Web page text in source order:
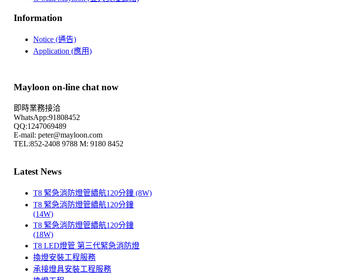
Information
Notice (通告)
Application (應用)
Mayloon on-line chat now
即時業務接洽
WhatsApp:91808452
QQ:1247069489
E-mail: peter@mayloon.com
TEL:852-2408 9788 M: 9180 8452
Latest News
T8 緊急消防燈管續航120分鐘 (8W)
T8 緊急消防燈管續航120分鐘
(14W)
T8 緊急消防燈管續航120分鐘
(18W)
T8 LED燈管 第三代緊急消防燈
換燈安裝工程服務
承接燈具安裝工程服務